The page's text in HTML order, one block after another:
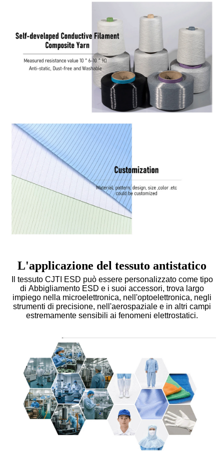
L'applicazione del tessuto antistatico
Il tessuto CJTI ESD può essere personalizzato come tipo
di Abbigliamento ESD e i suoi accessori, trova largo
impiego nella microelettronica, nell'optoelettronica, negli
strumenti di precisione, nell'aerospaziale e in altri campi
estremamente sensibili ai fenomeni elettrostatici.